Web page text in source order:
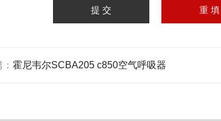
霍尼韦尔SCBA205 c850空气呼吸器